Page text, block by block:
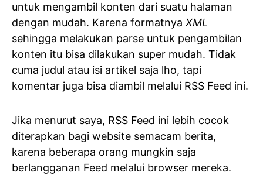
untuk mengambil konten dari suatu halaman
dengan mudah. Karena formatnya XML
sehingga melakukan parse untuk pengambilan
konten itu bisa dilakukan super mudah. Tidak
cuma judul atau isi artikel saja lho, tapi
komentar juga bisa diambil melalui RSS Feed ini.
Jika menurut saya, RSS Feed ini lebih cocok
diterapkan bagi website semacam berita,
karena beberapa orang mungkin saja
berlangganan Feed melalui browser mereka.